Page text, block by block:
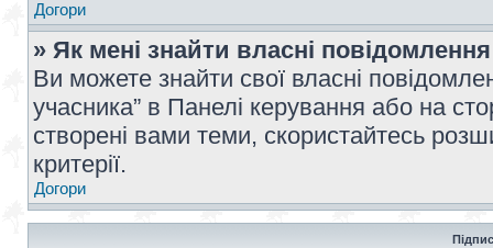
Догори
» Як мені знайти власні
Ви можете знайти свої власні
учасника” в Панелі керування або на
створені вами теми, скористайтесь
критерії.
Догори